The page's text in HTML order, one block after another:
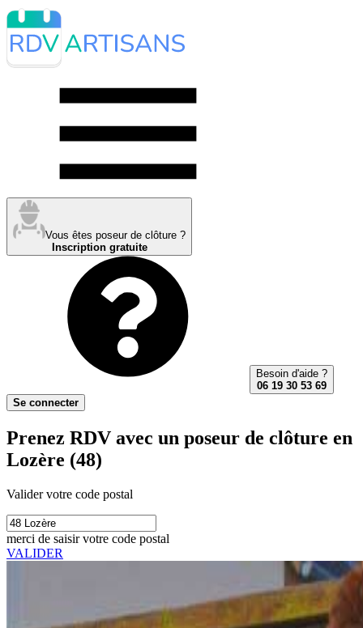
Vous êtes poseur de clôture ?
Inscription gratuite
Besoin d'aide ?
06 19 30 53 69
Se connecter
Prenez RDV avec un poseur de clôture en
Lozère (48)
Valider votre code postal
merci de saisir votre code postal
VALIDER